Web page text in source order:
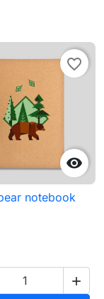

favorite_border
notebook
